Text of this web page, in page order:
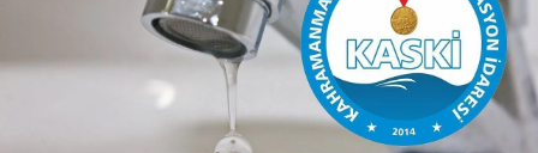
Manşetler
Resmi İlan